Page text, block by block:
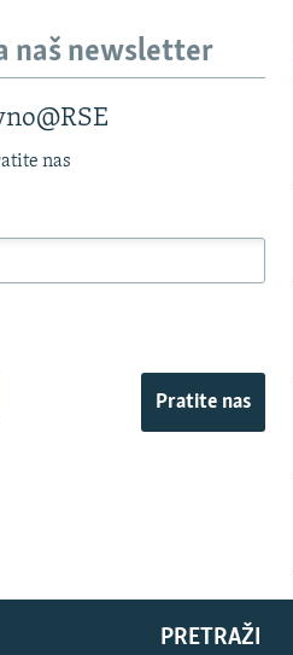
naš newsletter
nas
Pratite nas
PRETRAŽI